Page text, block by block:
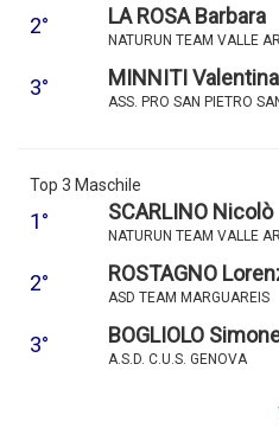
2° LA ROSA Barbara
NATURUN TEAM VALLE
3° MINNITI Valentina
ASS. PRO SAN PIETRO
Top 3 Maschile
1° SCARLINO Nicolò
NATURUN TEAM VALLE
2° ROSTAGNO
ASD TEAM MARGUAREIS
3° BOGLIOLO
A.S.D. C.U.S. GENOVA